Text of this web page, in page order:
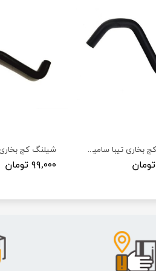
۹۹,۰۰۰ تومان
شیلنگ کج بخاری تیبا سامیکو